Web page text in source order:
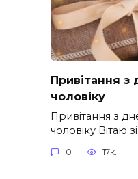
Привітання
чоловіку
Привітання з
чоловіку Вітаю
0 17к.